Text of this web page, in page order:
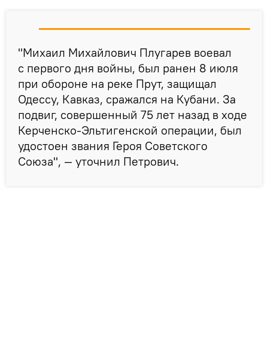
"Михаил Михайлович Плугарев воевал
с первого дня войны, был ранен 8 июля
при обороне на реке Прут, защищал
Одессу, Кавказ, сражался на Кубани. За
подвиг, совершенный 75 лет назад в ходе
Керченско-Эльтигенской операции, был
удостоен звания Героя Советского
Союза", — уточнил Петрович.